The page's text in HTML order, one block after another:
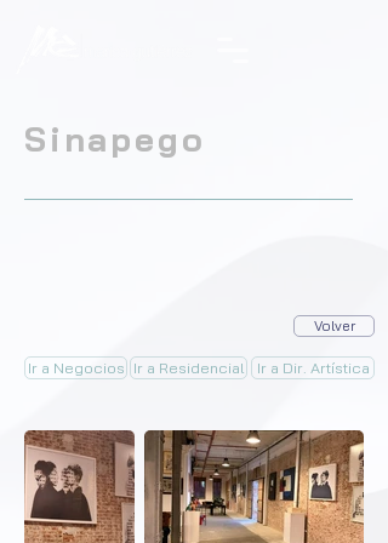
Sinapego
Volver
Ir a Negocios Ir a Residencial Ir a Dir. Artística